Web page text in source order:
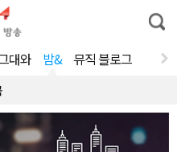
통
합
대와 밤& 뮤직 블로그